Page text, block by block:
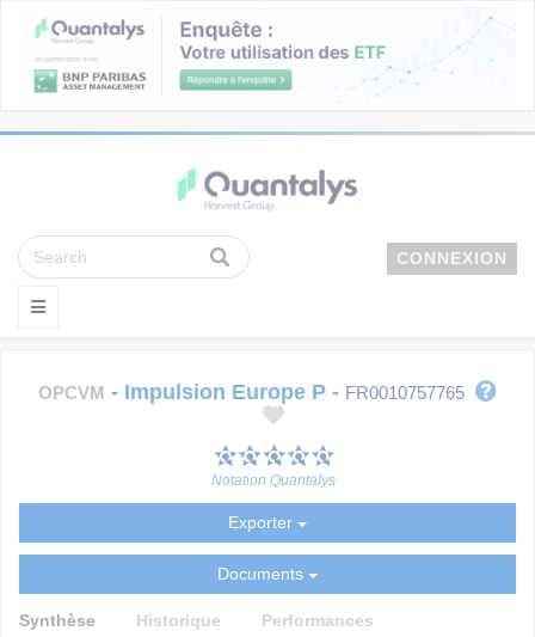
CONNEXION
OPCVM - Impulsion Europe P - FR0010757765
Notation Quantalys
Exporter
Documents
Synthèse Historique Performances